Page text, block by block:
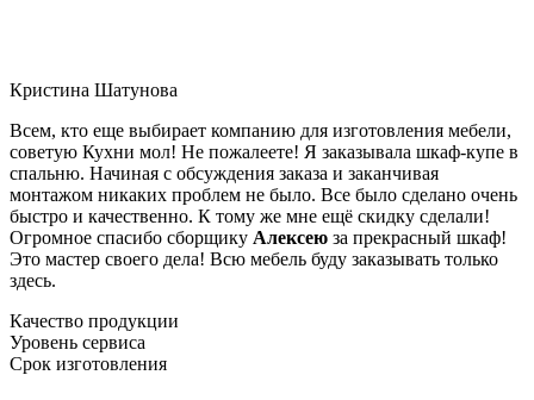
Кристина Шатунова
Всем, кто еще выбирает компанию для изготовления мебели,
советую Кухни мол! Не пожалеете! Я заказывала шкаф-купе в
спальню. Начиная с обсуждения заказа и заканчивая
монтажом никаких проблем не было. Все было сделано очень
быстро и качественно. К тому же мне ещё скидку сделали!
Огромное спасибо сборщику Алексею за прекрасный шкаф!
Это мастер своего дела! Всю мебель буду заказывать только
здесь.
Качество продукции
Уровень сервиса
Срок изготовления